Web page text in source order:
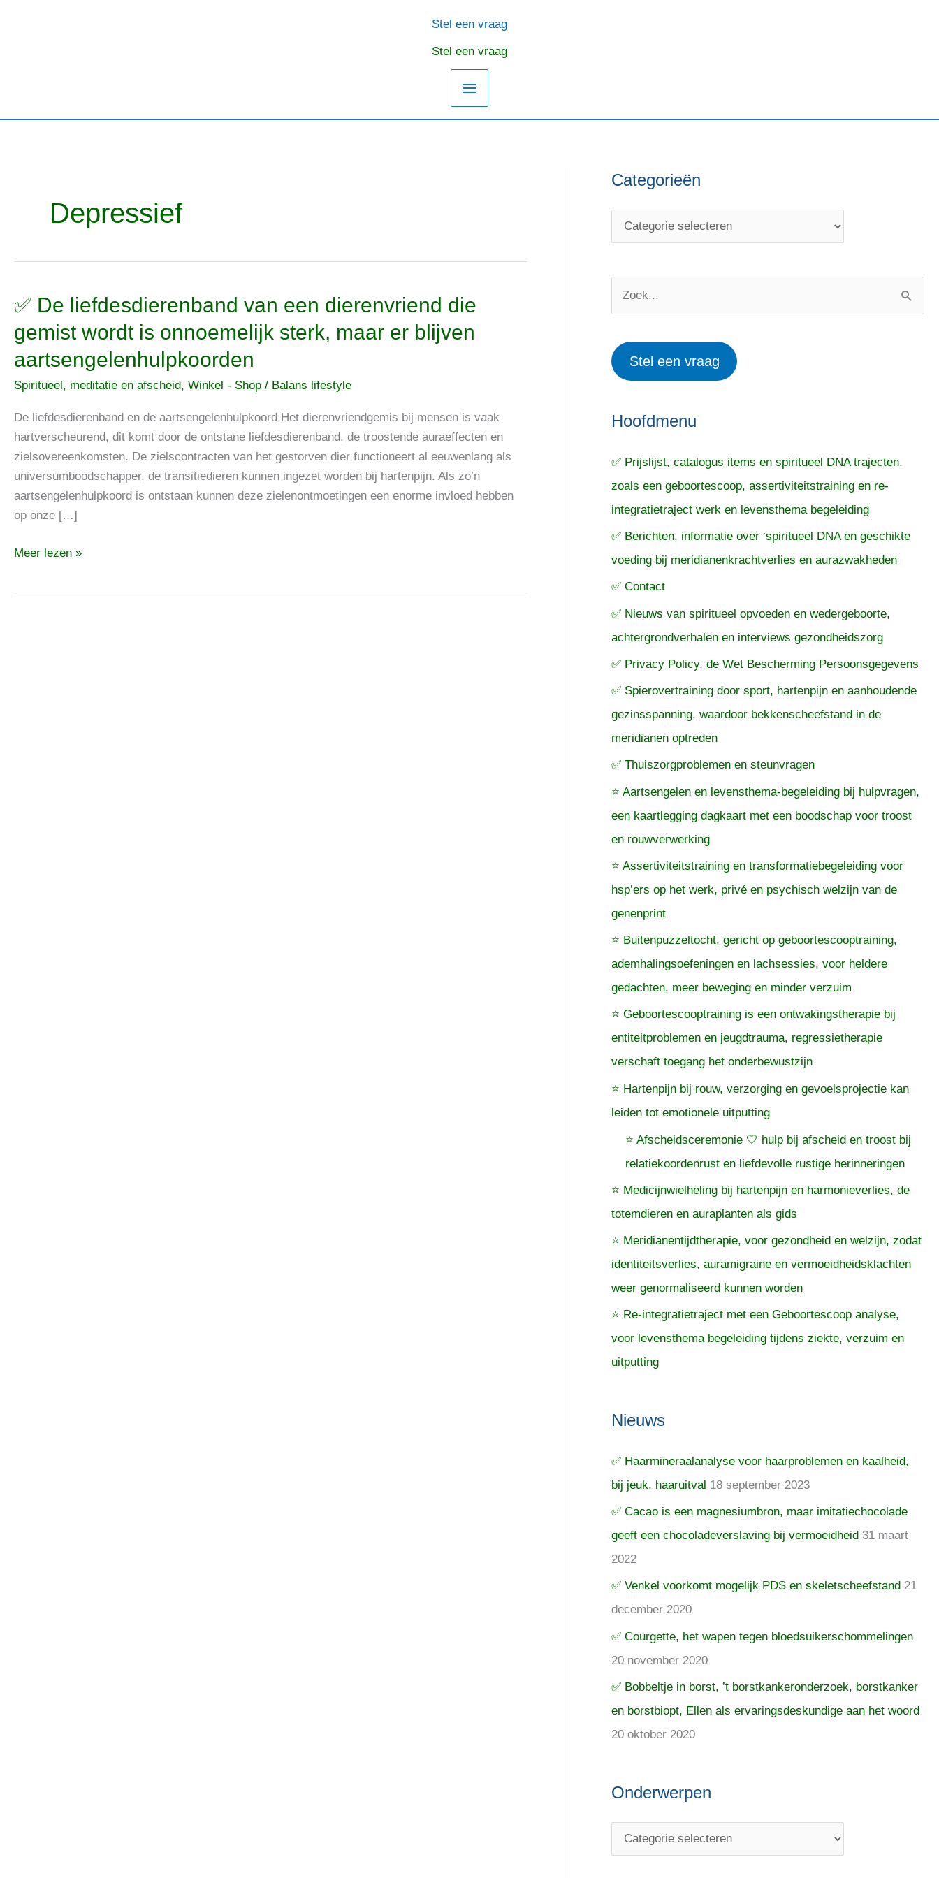
Hoofdmenu
Stel een vraag
Stel een vraag
Depressief
✅ De liefdesdierenband van een dierenvriend die
gemist wordt is onnoemelijk sterk, maar er blijven
aartsengelenhulpkoorden
Spiritueel, meditatie en afscheid, Winkel - Shop / Balans lifestyle
De liefdesdierenband en de aartsengelenhulpkoord Het dierenvriendgemis bij mensen is vaak
hartverscheurend, dit komt door de ontstane liefdesdierenband, de troostende auraeffecten en
zielsovereenkomsten. De zielscontracten van het gestorven dier functioneert al eeuwenlang als
universumboodschapper, de transitiedieren kunnen ingezet worden bij hartenpijn. Als zo’n
aartsengelenhulpkoord is ontstaan kunnen deze zielenontmoetingen een enorme invloed hebben
op onze […]
✅
liefdesdierenband
van
een
die
gemist
wordt
is
onnoemelijk
sterk,
er
aartsengelenhulpkoorden
Meer lezen »
Categorieën
C
e
n
e
k
a
r
:
Stel een vraag
Hoofdmenu
✅ Prijslijst, catalogus items en spiritueel DNA trajecten,
zoals een geboortescoop, assertiviteitstraining en re-
integratietraject werk en levensthema begeleiding
✅ Berichten, informatie over ‘spiritueel DNA en geschikte
voeding bij meridianenkrachtverlies en aurazwakheden
✅ Contact
✅ Nieuws van spiritueel opvoeden en wedergeboorte,
achtergrondverhalen en interviews gezondheidszorg
✅ Privacy Policy, de Wet Bescherming Persoonsgegevens
✅ Spierovertraining door sport, hartenpijn en aanhoudende
gezinsspanning, waardoor bekkenscheefstand in de
meridianen optreden
✅ Thuiszorgproblemen en steunvragen
⭐ Aartsengelen en levensthema-begeleiding bij hulpvragen,
een kaartlegging dagkaart met een boodschap voor troost
en rouwverwerking
⭐ Assertiviteitstraining en transformatiebegeleiding voor
hsp’ers op het werk, privé en psychisch welzijn van de
genenprint
⭐ Buitenpuzzeltocht, gericht op geboortescooptraining,
ademhalingsoefeningen en lachsessies, voor heldere
gedachten, meer beweging en minder verzuim
⭐ Geboortescooptraining is een ontwakingstherapie bij
entiteitproblemen en jeugdtrauma, regressietherapie
verschaft toegang het onderbewustzijn
⭐ Hartenpijn bij rouw, verzorging en gevoelsprojectie kan
leiden tot emotionele uitputting
⭐ Afscheidsceremonie 🤍 hulp bij afscheid en troost bij
relatiekoordenrust en liefdevolle rustige herinneringen
⭐ Medicijnwielheling bij hartenpijn en harmonieverlies, de
totemdieren en auraplanten als gids
⭐ Meridianentijdtherapie, voor gezondheid en welzijn, zodat
identiteitsverlies, auramigraine en vermoeidheidsklachten
weer genormaliseerd kunnen worden
⭐ Re-integratietraject met een Geboortescoop analyse,
voor levensthema begeleiding tijdens ziekte, verzuim en
uitputting
Nieuws
✅ Haarmineraalanalyse voor haarproblemen en kaalheid,
bij jeuk, haaruitval 18 september 2023
✅ Cacao is een magnesiumbron, maar imitatiechocolade
geeft een chocoladeverslaving bij vermoeidheid 31 maart
2022
✅ Venkel voorkomt mogelijk PDS en skeletscheefstand 21
december 2020
✅ Courgette, het wapen tegen bloedsuikerschommelingen
20 november 2020
✅ Bobbeltje in borst, ’t borstkankeronderzoek, borstkanker
en borstbiopt, Ellen als ervaringsdeskundige aan het woord
20 oktober 2020
Onderwerpen
O
p
n